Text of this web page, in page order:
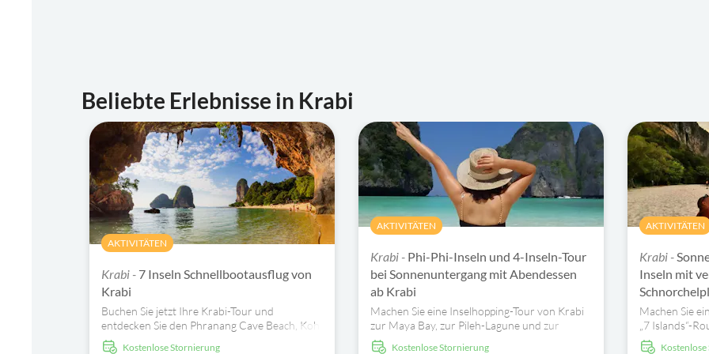
Beliebte Erlebnisse in Krabi
AKTIVITÄTEN
Krabi - 7 Inseln Schnellbootausflug von
Krabi
Buchen Sie jetzt Ihre Krabi-Tour und
entdecken Sie den Phranang Cave Beach, Koh
Yawasam, Koh Tan Ming, Chicken Island, Koh
kostenlose Stornierung
AKTIVITÄTEN
Krabi - Phi-Phi-Inseln und 4-Inseln-Tour
bei Sonnenuntergang mit Abendessen
ab Krabi
Machen Sie eine Inselhopping-Tour von Krabi
zur Maya Bay, zur Pileh-Lagune und zur
Bamboo Island und genießen Sie bei
kostenlose Stornierung
AKTIVITÄTEN
Krabi -
Inseln mit
Machen Sie
„7 Islands“-
an Chicken